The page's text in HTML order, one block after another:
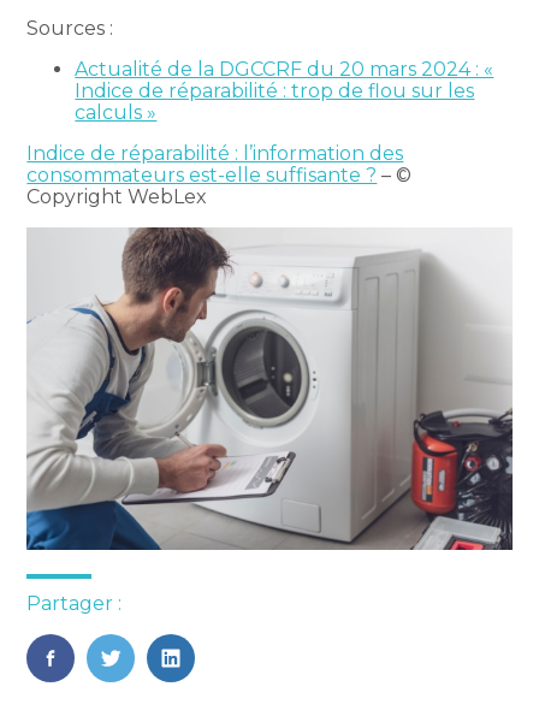
Sources :
Actualité de la DGCCRF du 20 mars 2024 : «
Indice de réparabilité : trop de flou sur les
calculs »
Indice de réparabilité : l’information des
consommateurs est-elle suffisante ? – ©
Copyright WebLex
Partager :
FaceBook
TwitterLinkedIn